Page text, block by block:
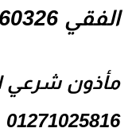
الفقي 01126360326
مأذون شرعي
01271025816